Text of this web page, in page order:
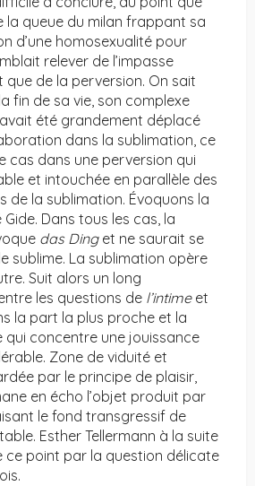
la queue du milan frappant sa
d’une homosexualité pour
relever de l’impasse
de la perversion. On sait
fin de sa vie, son complexe
été grandement déplacé
dans la sublimation, ce
cas dans une perversion qui
et intouchée en parallèle des
de la sublimation. Évoquons la
Dans tous les cas, la
das Ding et ne saurait se
sublime. La sublimation opère
Suit alors un long
les questions de l’intime et
la part la plus proche et la
qui concentre une jouissance
Zone de viduité et
par le principe de plaisir,
en écho l’objet produit par
le fond transgressif de
Esther Tellermann à la suite
ce point par la question délicate